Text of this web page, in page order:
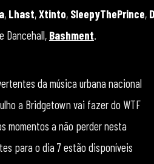
, Lhast,Xtinto,SleepyThePrince,
Dancehall, Bashment.
da música urbana nacional
a Bridgetown vai fazer do WTF
momentos a não perder nesta
para o dia 7 estão disponíveis